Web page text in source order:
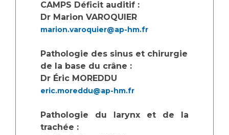
Activité physique
Cancer
Médecine nucléaire
Réseaux de soins
Adresser un examen au Laboratoire de Biologie
Médicale
Cancérologie
Les pôles d'activité médicale
Anatomie et Cytologie Pathologiques
Centres de référence Maladies Rares
Plateforme d'Expertise Maladies Rares
CAMPS Déficit auditif :
Dr Marion VAROQUIER
marion.varoquier@ap-hm.fr
Pathologie des sinus et chirurgie
de la base du crâne :
Dr Éric MOREDDU
eric.moreddu@ap-hm.fr
Pathologie du larynx et de la
trachée :